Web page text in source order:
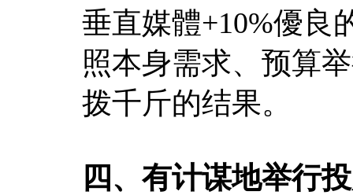
垂直媒體+10%優良
照本身需求、预算
拨千斤的结果。
四、有计谋地举行